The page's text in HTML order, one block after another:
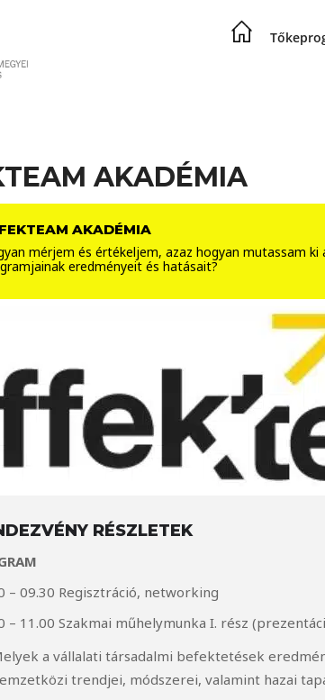
AKADÉMIA
AKADÉMIA
mérjem és értékeljem, azaz hogyan mutassam
eredményeit és hatásait?
RÉSZLETEK
– 09.30 Regisztráció, networking
– 11.00 Szakmai műhelymunka I. rész
a vállalati társadalmi befektetések
trendjei, módszerei, valamint hazai